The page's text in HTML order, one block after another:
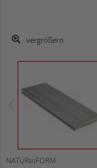
vergrößern
NATURinFORM